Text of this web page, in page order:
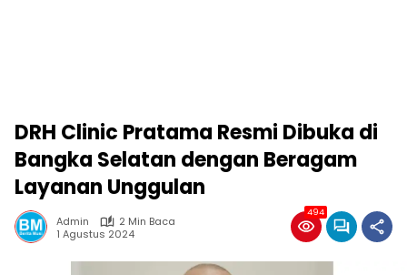
DRH Clinic Pratama Resmi Dibuka di
Bangka Selatan dengan Beragam
Layanan Unggulan
Admin
2 Min Baca
1 Agustus 2024
494